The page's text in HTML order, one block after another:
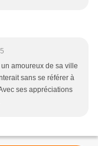
amoureux de sa ville
sans se référer à
ses appréciations